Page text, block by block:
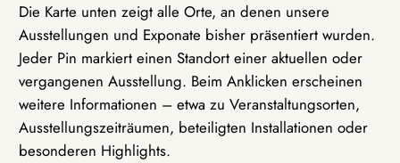
Die Karte unten zeigt alle Orte, an denen unsere
Ausstellungen und Exponate bisher präsentiert wurden.
Jeder Pin markiert einen Standort einer aktuellen oder
vergangenen Ausstellung. Beim Anklicken erscheinen
weitere Informationen – etwa zu Veranstaltungsorten,
Ausstellungszeiträumen, beteiligten Installationen oder
besonderen Highlights.